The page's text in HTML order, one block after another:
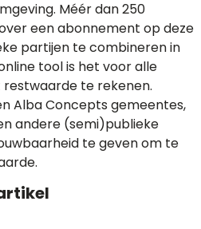
Méér dan 250
een abonnement op deze
partijen te combineren in
tool is het voor alle
te rekenen.
Alba Concepts gemeentes,
andere (semi)publieke
te geven om te